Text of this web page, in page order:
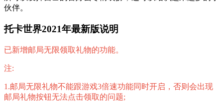
伙伴。
托卡世界2021年最新版说明
已新增邮局无限领取礼物的功能。
注:
1.邮局无限礼物不能跟游戏3倍速功能同时开启，否则会出现
邮局礼物按钮无法点击领取的问题;